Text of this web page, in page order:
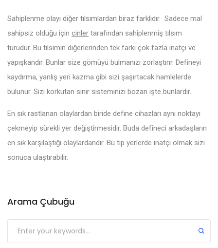
Sahiplenme olayı diğer tılsımlardan biraz farklıdır. Sadece mal
sahipsiz olduğu için cinler tarafından sahiplenmiş tılsım
türüdür. Bu tılsımın diğerlerinden tek farkı çok fazla inatçı ve
yapışkandır. Bunlar size gömüyü bulmanızı zorlaştırır. Defineyi
kaydırma, yanlış yeri kazma gibi sizi şaşırtacak hamlelerde
bulunur. Sizi korkutan sinir sisteminizi bozan işte bunlardır..
En sık rastlanan olaylardan biride define cihazları aynı noktayı
çekmeyip sürekli yer değiştirmesidir. Buda defineci arkadaşların
en sık karşılaştığı olaylardandır. Bu tip yerlerde inatçı olmak sizi
sonuca ulaştırabilir.
Arama Çubuğu